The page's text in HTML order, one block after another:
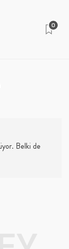
0
Belki de